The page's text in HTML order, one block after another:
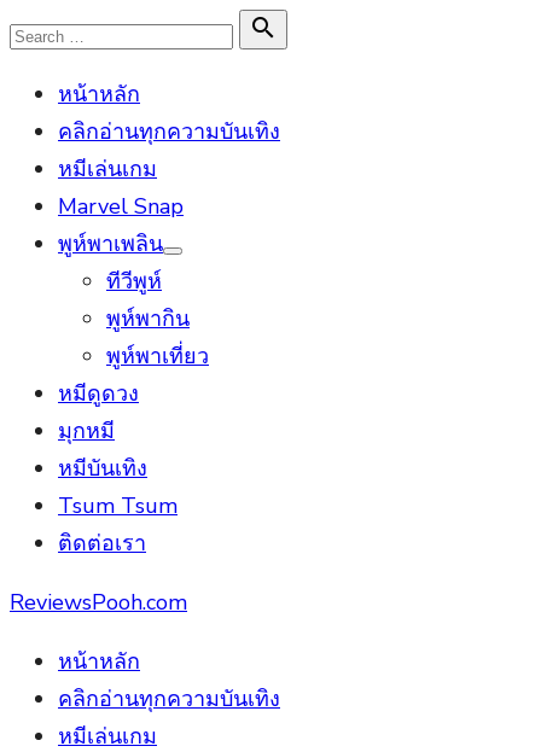
Skip
content
Search

Search
หน้าหลัก
คลิกอ่านทุกความบันเทิง
หมีเล่นเกม
Marvel Snap
พูห์พาเพลิน
Show
ทีวีพูห์
พูห์พากิน
พูห์พาเที่ยว
หมีดูดวง
มุกหมี
หมีบันเทิง
Tsum Tsum
ติดต่อเรา
ReviewsPooh.com
หน้าหลัก
คลิกอ่านทุกความบันเทิง
หมีเล่นเกม